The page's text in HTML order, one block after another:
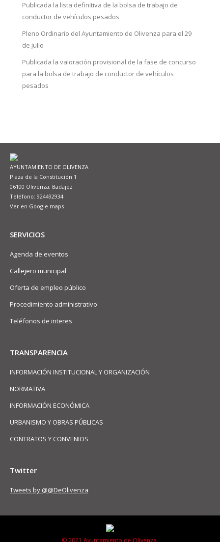
Publicada la lista definitiva de la bolsa de trabajo de
conductor de vehículos pesados
Pleno Ordinario del Ayuntamiento de Olivenza para el 29
de julio
Publicada la valoración provisional de la fase de concurso
para la bolsa de trabajo de conductor de vehículos
pesados
AYUNTAMIENTO DE OLIVENZA
Plaza de la Constitución 1
06100 Olivenza, Badajoz
Teléfono: 924492934
Ver en Google maps
SERVICIOS
Agenda de eventos
Callejero municipal
Oferta de empleo público
Procedimiento administrativo
Teléfonos de interes
TRANSPARENCIA
INFORMACIÓN INSTITUCIONAL Y ORGANIZACIÓN
NORMATIVA
INFORMACIÓN ECONÓMICA
URBANISMO Y OBRAS PÚBLICAS
CONTRATOS Y CONVENIOS
Twitter
Tweets by @@DeOlivenza